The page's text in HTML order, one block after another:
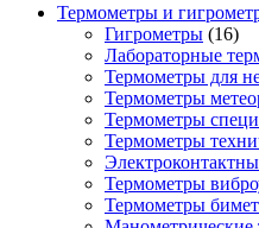
Термометры и
Гигрометры 1616
Лабораторные
Термометры для
Термометры
Термометры
Термометры
Термометры
Термометры